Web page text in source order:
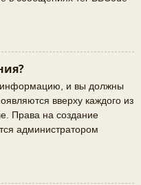
и вы должны
вверху каждого из
Права на создание
администратором